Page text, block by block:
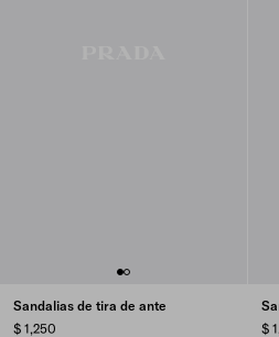
Sandalias de tira de ante
$ 1,250
$